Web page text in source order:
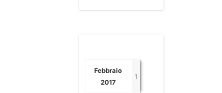
Febbraio
2017
1